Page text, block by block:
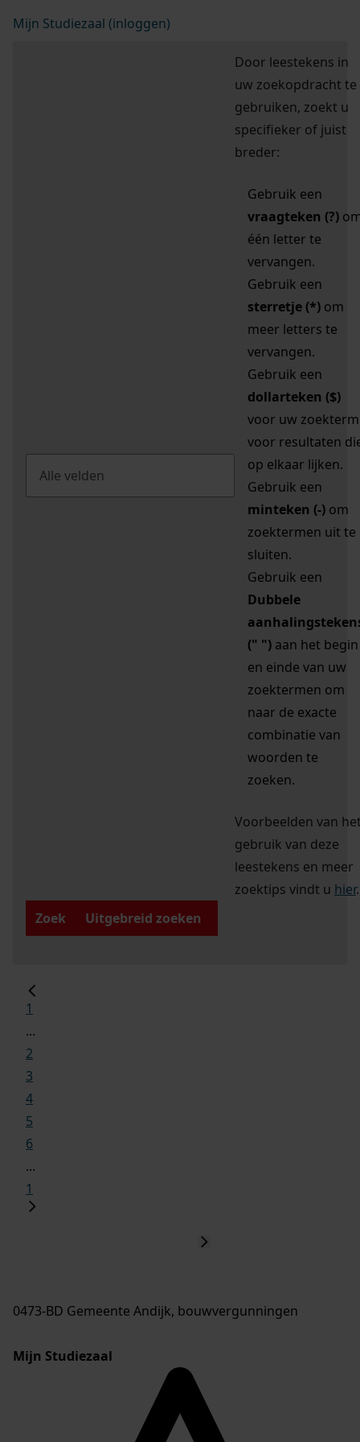
Mijn Studiezaal (inloggen)
Door leestekens in
uw zoekopdracht te
gebruiken, zoekt u
specifieker of juist
breder:
Gebruik een
vraagteken (?)
één letter te
vervangen.
Gebruik een
sterretje (*) om
meer letters te
vervangen.
Gebruik een
dollarteken ($)
voor uw zoekterm
voor resultaten
op elkaar lijken.
Gebruik een
minteken (-) om
zoektermen uit te
sluiten.
Gebruik een
Dubbele
(" ") aan het begin
en einde van uw
zoektermen om
naar de exacte
combinatie van
woorden te
zoeken.
Voorbeelden van
gebruik van deze
leestekens en meer
zoektips vindt u hier.
Zoek
Uitgebreid zoeken
1
...
2
3
4
5
6
...
1
0473-BD Gemeente Andijk, bouwvergunningen
Mijn Studiezaal